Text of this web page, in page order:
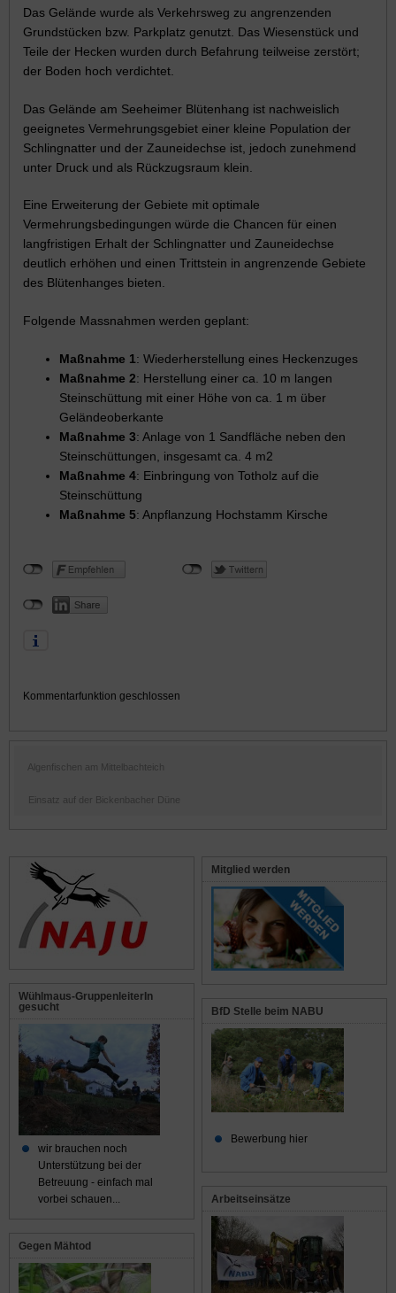
Das Gelände wurde als Verkehrsweg zu angrenzenden
Grundstücken bzw. Parkplatz genutzt. Das Wiesenstück und
Teile der Hecken wurden durch Befahrung teilweise zerstört;
der Boden hoch verdichtet.
Das Gelände am Seeheimer Blütenhang ist nachweislich
geeignetes Vermehrungsgebiet einer kleine Population der
Schlingnatter und der Zauneidechse ist, jedoch zunehmend
unter Druck und als Rückzugsraum klein.
Eine Erweiterung der Gebiete mit optimale
Vermehrungsbedingungen würde die Chancen für einen
langfristigen Erhalt der Schlingnatter und Zauneidechse
deutlich erhöhen und einen Trittstein in angrenzende Gebiete
des Blütenhanges bieten.
Folgende Massnahmen werden geplant:
Maßnahme 1: Wiederherstellung eines Heckenzuges
Maßnahme 2: Herstellung einer ca. 10 m langen
Steinschüttung mit einer Höhe von ca. 1 m über
Geländeoberkante
Maßnahme 3: Anlage von 1 Sandfläche neben den
Steinschüttungen, insgesamt ca. 4 m2
Maßnahme 4: Einbringung von Totholz auf die
Steinschüttung
Maßnahme 5: Anpflanzung Hochstamm Kirsche
Kommentarfunktion geschlossen
Algenfischen am Mittelbachteich
Einsatz auf der Bickenbacher Düne
Mitglied werden
BfD Stelle beim NABU
Bewerbung hier
Arbeitseinsätze
Wühlmaus-GruppenleiterIn
gesucht
wir brauchen noch
Unterstützung bei der
Betreuung - einfach mal
vorbei schauen...
Gegen Mähtod